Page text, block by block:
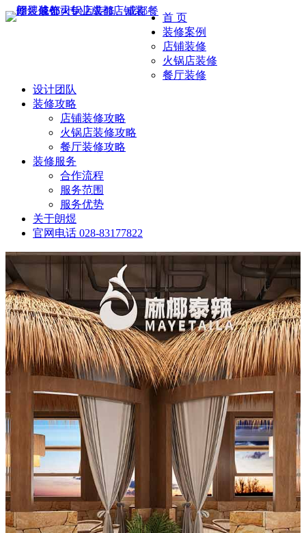
首 页
装修案例
店铺装修
火锅店装修
餐厅装修
设计团队
装修攻略
店铺装修攻略
火锅店装修攻略
餐厅装修攻略
装修服务
合作流程
服务范围
服务优势
关于朗煜
官网电话 028-83177822